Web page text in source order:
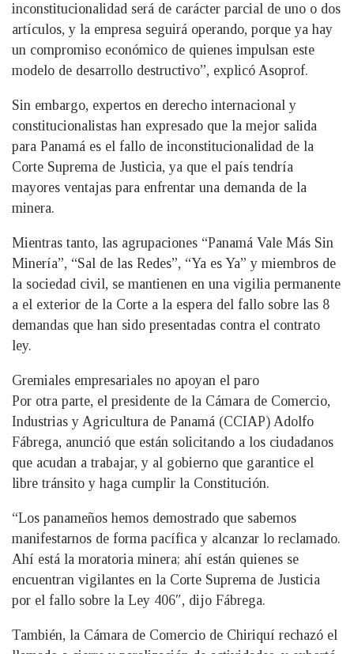
inconstitucionalidad será de carácter parcial de uno o dos
artículos, y la empresa seguirá operando, porque ya hay
un compromiso económico de quienes impulsan este
modelo de desarrollo destructivo”, explicó Asoprof.
Sin embargo, expertos en derecho internacional y
constitucionalistas han expresado que la mejor salida
para Panamá es el fallo de inconstitucionalidad de la
Corte Suprema de Justicia, ya que el país tendría
mayores ventajas para enfrentar una demanda de la
minera.
Mientras tanto, las agrupaciones “Panamá Vale Más Sin
Minería”, “Sal de las Redes”, “Ya es Ya” y miembros de
la sociedad civil, se mantienen en una vigilia permanente
a el exterior de la Corte a la espera del fallo sobre las 8
demandas que han sido presentadas contra el contrato
ley.
Gremiales empresariales no apoyan el paro
Por otra parte, el presidente de la Cámara de Comercio,
Industrias y Agricultura de Panamá (CCIAP) Adolfo
Fábrega, anunció que están solicitando a los ciudadanos
que acudan a trabajar, y al gobierno que garantice el
libre tránsito y haga cumplir la Constitución.
“Los panameños hemos demostrado que sabemos
manifestarnos de forma pacífica y alcanzar lo reclamado.
Ahí está la moratoria minera; ahí están quienes se
encuentran vigilantes en la Corte Suprema de Justicia
por el fallo sobre la Ley 406″, dijo Fábrega.
También, la Cámara de Comercio de Chiriquí rechazó el